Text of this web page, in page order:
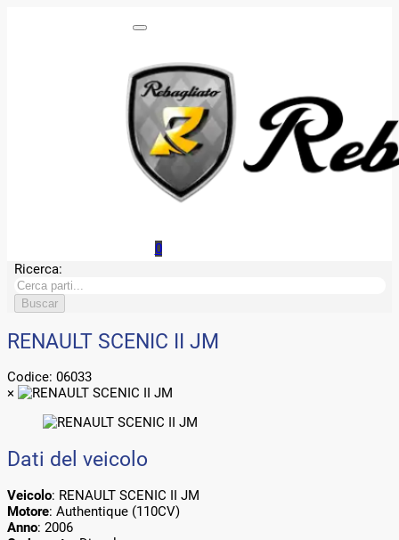
0
Ricerca:
RENAULT SCENIC II JM
Codice: 06033
×
Dati del veicolo
Veicolo: RENAULT SCENIC II JM
Motore: Authentique (110CV)
Anno: 2006